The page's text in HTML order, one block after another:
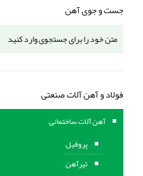
جست و جوی آهن
فولاد و آهن آلات صنعتی
آهن آلات ساختمانی
پروفیل
تیرآهن